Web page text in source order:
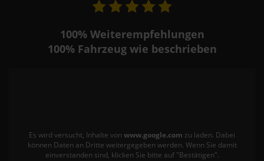
100%Weiterempfehlungen
100%Fahrzeug wie beschrieben
Es wird versucht, Inhalte von www.google.com zu laden. Dabei
können Daten an Dritte weitergegeben werden. Wenn Sie damit
einverstanden sind, klicken Sie bitte auf "Bestätigen".